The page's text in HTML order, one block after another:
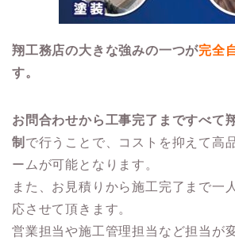
翔工務店の大きな強みの一つが完全
す。
お問合わせから工事完了まですべて
制 で行うことで、コストを抑えて高
ームが可能となります。
また、お見積りから施工完了まで一
応させて頂きます。
営業担当や施工管理担当など担当が